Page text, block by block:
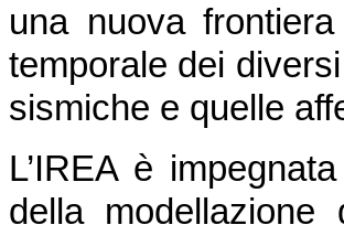
una nuova
temporale dei
sismiche e quelle
L’IREA è
della